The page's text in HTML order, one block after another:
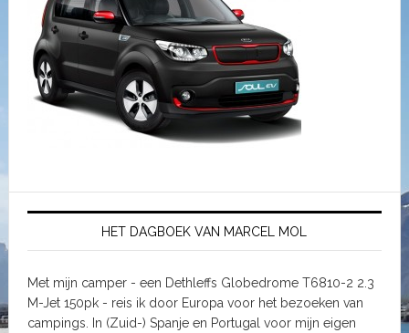
HET DAGBOEK VAN MARCEL MOL
Met mijn camper - een Dethleffs Globedrome T6810-2 2.3
M-Jet 150pk - reis ik door Europa voor het bezoeken van
campings. In (Zuid-) Spanje en Portugal voor mijn eigen